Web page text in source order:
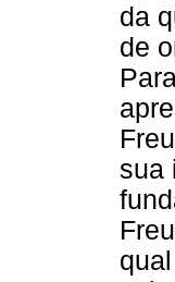
da
de
sua